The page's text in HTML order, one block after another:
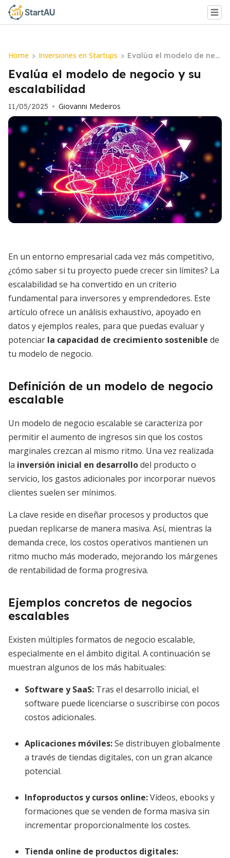
Home > Inversiones en Startups > Evalúa el modelo de neg
ocio y su escalabilidad
Evalúa el modelo de negocio y su
escalabilidad
11/05/2025 • Giovanni Medeiros
En un entorno empresarial cada vez más competitivo,
¿cómo saber si tu proyecto puede crecer sin límites? La
escalabilidad se ha convertido en un criterio
fundamental para inversores y emprendedores. Este
artículo ofrece un análisis exhaustivo, apoyado en
datos y ejemplos reales, para que puedas evaluar y
potenciar la capacidad de crecimiento sostenible de
tu modelo de negocio.
Definición de un modelo de negocio
escalable
Un modelo de negocio escalable se caracteriza por
permitir el aumento de ingresos sin que los costos
marginales crezcan al mismo ritmo. Una vez realizada
la inversión inicial en desarrollodel producto o
servicio, los gastos adicionales por incorporar nuevos
clientes suelen ser mínimos.
La clave reside en diseñar procesos y productos que
puedan replicarse de manera masiva. Así, mientras la
demanda crece, los costos operativos mantienen un
ritmo mucho más moderado, mejorando los márgenes
de rentabilidad de forma progresiva.
Ejemplos concretos de negocios
escalables
Existen múltiples formatos de negocio escalable,
especialmente en el ámbito digital. A continuación se
muestran algunos de los más habituales:
Software y SaaS: Tras el desarrollo inicial, el
software puede licenciarse o suscribirse con pocos
costos adicionales.
Aplicaciones móviles:Se distribuyen globalmente
a través de tiendas digitales, con un gran alcance
potencial.
Infoproductos y cursos online:Vídeos, ebooks y
formaciones que se venden de forma masiva sin
incrementar proporcionalmente los costes.
Tienda online de productos digitales: